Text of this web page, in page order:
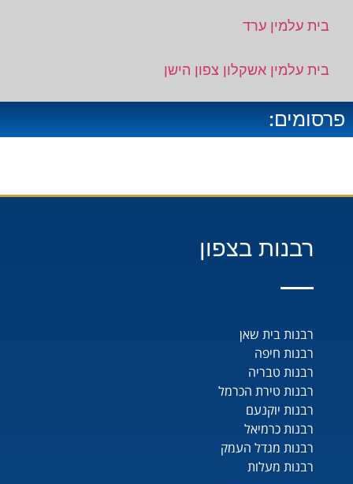
בית עלמין ערד
בית עלמין אשקלון צפון הישן
פרסומים:
רבנות בצפון
רבנות בית שאן
רבנות חיפה
רבנות טבריה
רבנות טירת הכרמל
רבנות יוקנעם
רבנות כרמיאל
רבנות מגדל העמק
רבנות מעלות